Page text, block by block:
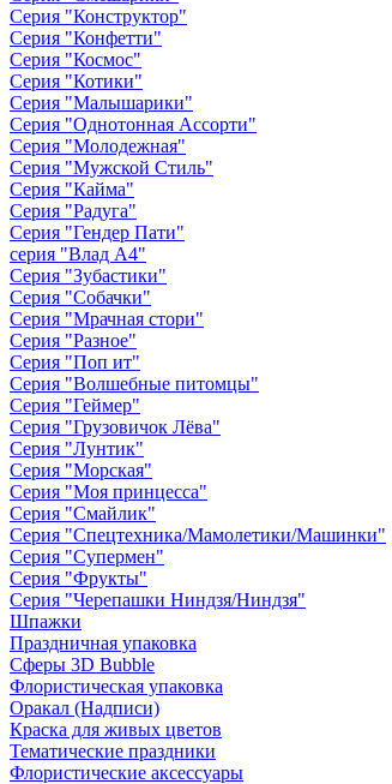
Серия "Конструктор"
Серия "Конфетти"
Серия "Космос"
Серия "Котики"
Серия "Малышарики"
Серия "Однотонная Ассорти"
Серия "Молодежная"
Серия "Мужской Стиль"
Серия "Кайма"
Серия "Радуга"
Серия "Гендер Пати"
серия "Влад А4"
Серия "Зубастики"
Серия "Собачки"
Серия "Мрачная стори"
Серия "Разное"
Серия "Поп ит"
Серия "Волшебные питомцы"
Серия "Геймер"
Серия "Грузовичок Лёва"
Серия "Лунтик"
Серия "Морская"
Серия "Моя принцесса"
Серия "Смайлик"
Серия "Спецтехника/Мамолетики/Машинки"
Серия "Супермен"
Серия "Фрукты"
Серия "Черепашки Ниндзя/Ниндзя"
Шпажки
Праздничная упаковка
Сферы 3D Bubble
Флористическая упаковка
Оракал (Надписи)
Краска для живых цветов
Тематические праздники
Флористические аксессуары